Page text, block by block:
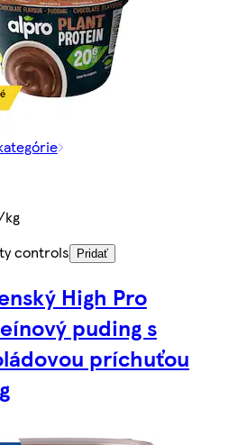
controls
Pridať
High Pro
puding s
príchuťou